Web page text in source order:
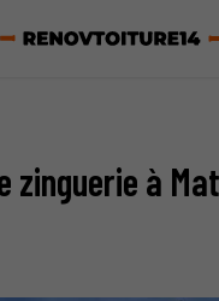
zinguerie à